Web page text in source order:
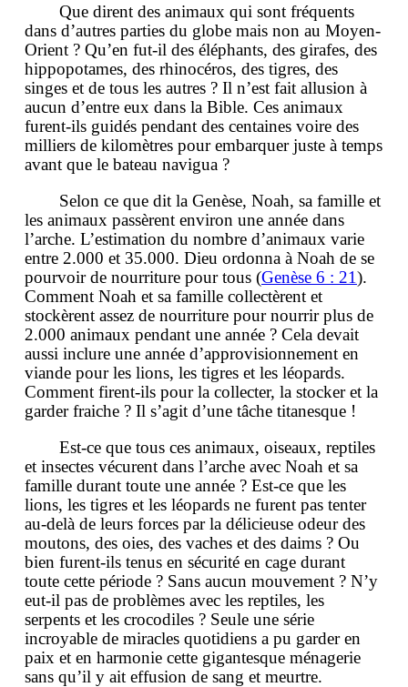
Que dirent des animaux qui sont fréquents
dans d’autres parties du globe mais non au Moyen-
Orient ? Qu’en fut-il des éléphants, des girafes, des
hippopotames, des rhinocéros, des tigres, des
singes et de tous les autres ? Il n’est fait allusion à
aucun d’entre eux dans la Bible. Ces animaux
furent-ils guidés pendant des centaines voire des
milliers de kilomètres pour embarquer juste à temps
avant que le bateau navigua ?
Selon ce que dit la Genèse, Noah, sa famille et
les animaux passèrent environ une année dans
l’arche. L’estimation du nombre d’animaux varie
entre 2.000 et 35.000. Dieu ordonna à Noah de se
pourvoir de nourriture pour tous (Genèse 6 : 21).
Comment Noah et sa famille collectèrent et
stockèrent assez de nourriture pour nourrir plus de
2.000 animaux pendant une année ? Cela devait
aussi inclure une année d’approvisionnement en
viande pour les lions, les tigres et les léopards.
Comment firent-ils pour la collecter, la stocker et la
garder fraiche ? Il s’agit d’une tâche titanesque !
Est-ce que tous ces animaux, oiseaux, reptiles
et insectes vécurent dans l’arche avec Noah et sa
famille durant toute une année ? Est-ce que les
lions, les tigres et les léopards ne furent pas tenter
au-delà de leurs forces par la délicieuse odeur des
moutons, des oies, des vaches et des daims ? Ou
bien furent-ils tenus en sécurité en cage durant
toute cette période ? Sans aucun mouvement ? N’y
eut-il pas de problèmes avec les reptiles, les
serpents et les crocodiles ? Seule une série
incroyable de miracles quotidiens a pu garder en
paix et en harmonie cette gigantesque ménagerie
sans qu’il y ait effusion de sang et meurtre.